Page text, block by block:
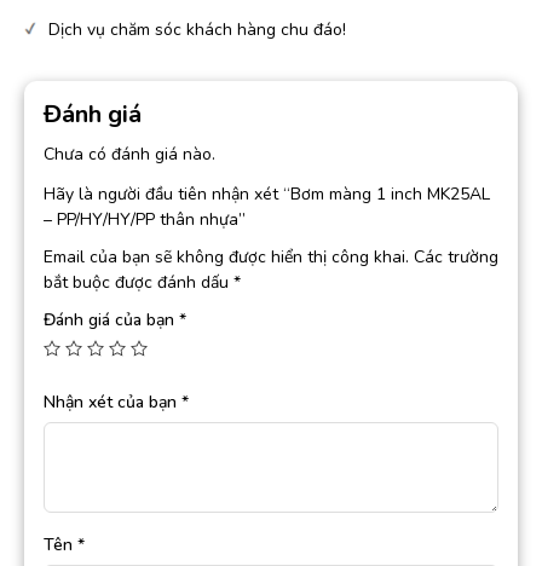
Dịch vụ chăm sóc khách hàng chu đáo!
Đánh giá
Chưa có đánh giá nào.
Hãy là người đầu tiên nhận xét “Bơm màng 1 inch MK25AL
– PP/HY/HY/PP thân nhựa”
Email của bạn sẽ không được hiển thị công khai. Các trường
bắt buộc được đánh dấu *
Đánh giá của bạn *
Nhận xét của bạn *
Tên *